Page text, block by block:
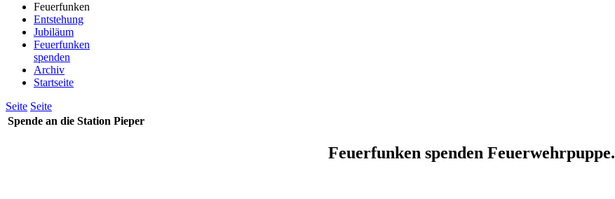
Feuerfunken
Entstehung
Jubiläum
Feuerfunken
spenden
Archiv
Startseite
Seite Seite
Spende an die Station Pieper
Feuerfunken spenden Feuerwehrpuppe.